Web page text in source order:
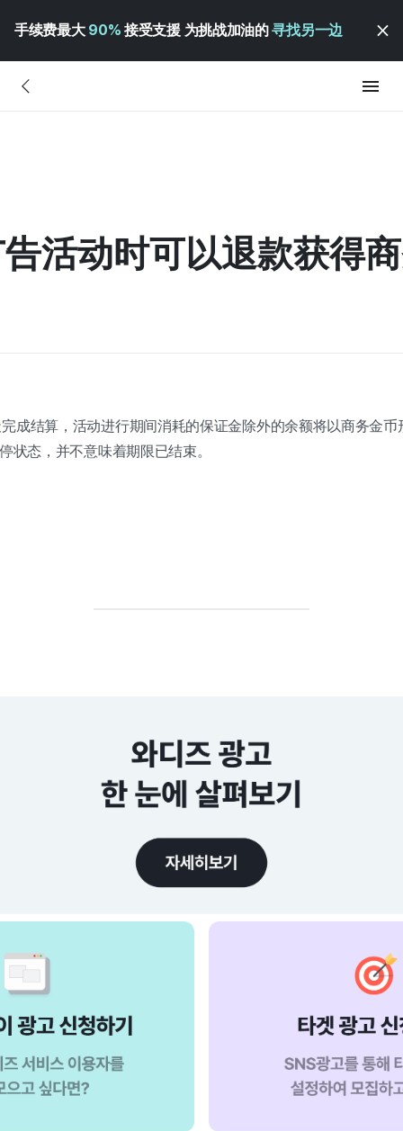
手续费最大 90% 接受支援 为挑战加油的寻找另一边
活动时可以退款获得
成结算，活动进行期间消耗的保证金除外的余额将以商务金币
状态，并不意味着期限已结束。